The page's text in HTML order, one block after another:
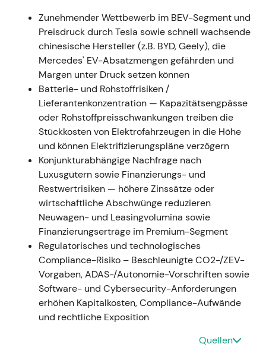
Seitwärtsbewegung, während der Markt die neue
Konzernstruktur und aufkommende Makrorisiken
einpreiste.
Februar–März 2022 — Russland-Invasion,
Betriebsunterbrechung und
Lieferkettenprobleme
- Nach dem russischen Einmarsch in die Ukraine
setzte Mercedes-Benz Exporte und die lokale
Produktion in Russland aus, bildete Rückstellungen
und warnte vor Vermögensrisiken — die betroffenen
Russland-Assets wurden mit rund 2,0–2,2 Mrd. Euro
angegeben; gleichzeitig verschärften sich die
Engpässe bei Halbleitern und Rohstoffen
[10]
. - Der zuvor vorherrschende
Strategieoptimismus wich geopolitischer und
operativer Vorsicht — Investoren passten ihre
Risikoeinschätzung bezüglich Produktion,
Teileverfügbarkeit und möglicher
Vermögensverluste entsprechend an
[10] . -
Technisch: Erhöhte Volatilität und Kursverluste
infolge der eingepreisten geopolitischen und
Zunehmender Wettbewerb im BEV-Segment und
Preisdruck durch Tesla sowie schnell wachsende
chinesische Hersteller (z.B. BYD, Geely), die
Mercedes' EV-Absatzmengen gefährden und
Margen unter Druck setzen können
Batterie- und Rohstoffrisiken /
Lieferantenkonzentration — Kapazitätsengpässe
oder Rohstoffpreisschwankungen treiben die
Stückkosten von Elektrofahrzeugen in die Höhe
und können Elektrifizierungspläne verzögern
Konjunkturabhängige Nachfrage nach
Luxusgütern sowie Finanzierungs- und
Restwertrisiken — höhere Zinssätze oder
wirtschaftliche Abschwünge reduzieren
Neuwagen- und Leasingvolumina sowie
Finanzierungserträge im Premium-Segment
Regulatorisches und technologisches
Compliance-Risiko – Beschleunigte CO2-/ZEV-
Vorgaben, ADAS-/Autonomie-Vorschriften sowie
Software- und Cybersecurity-Anforderungen
erhöhen Kapitalkosten, Compliance-Aufwände
und rechtliche Exposition
Quellen